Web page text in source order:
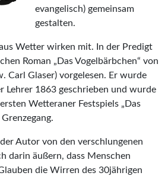
evangelisch) gemeinsam
gestalten.
Wetter wirken mit. In der Predigt
Roman „Das Vogelbärbchen“ von
Carl Glaser) vorgelesen. Er wurde
Lehrer 1863 geschrieben und wurde
Wetteraner Festspiels „Das
Autor von den verschlungenen
darin äußern, dass Menschen
die Wirren des 30jährigen